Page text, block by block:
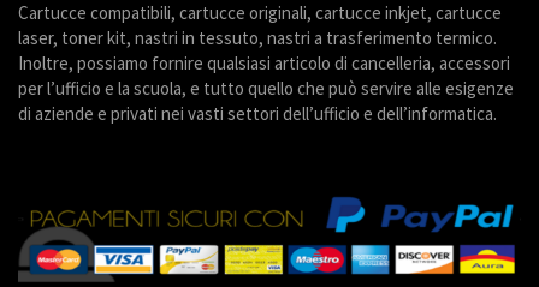
Cartucce compatibili, cartucce originali, cartucce inkjet, cartucce
laser, toner kit, nastri in tessuto, nastri a trasferimento termico.
Inoltre, possiamo fornire qualsiasi articolo di cancelleria, accessori
per l’ufficio e la scuola, e tutto quello che può servire alle esigenze
di aziende e privati nei vasti settori dell’ufficio e dell’informatica.